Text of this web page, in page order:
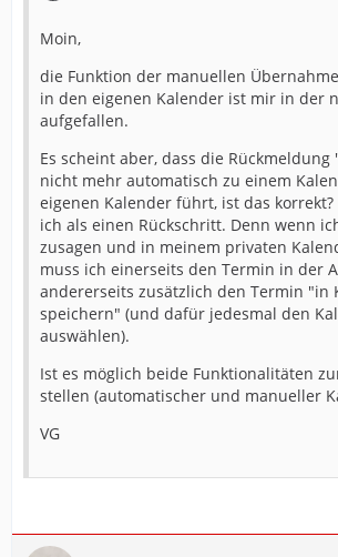
Moin,
die Funktion der manuellen
in den eigenen Kalender ist mir in der
aufgefallen.
Es scheint aber, dass die Rückmeldung
nicht mehr automatisch zu einem
eigenen Kalender führt, ist das korrekt?
ich als einen Rückschritt. Denn wenn
zusagen und in meinem privaten
muss ich einerseits den Termin in der
andererseits zusätzlich den Termin "in
speichern" (und dafür jedesmal den
auswählen).
Ist es möglich beide Funktionalitäten
stellen (automatischer und manueller
VG